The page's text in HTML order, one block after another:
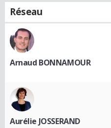
Réseau
Arnaud BONNAMOUR
Aurélie JOSSERAND